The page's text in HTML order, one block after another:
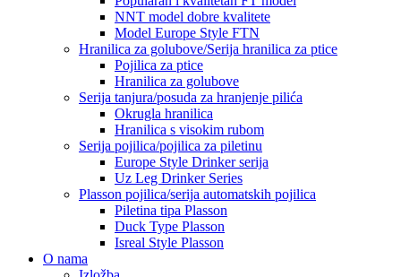
NNT model dobre kvalitete
Model Europe Style FTN
Hranilica za golubove/Serija hranilica za ptice
Pojilica za ptice
Hranilica za golubove
Serija tanjura/posuda za hranjenje pilića
Okrugla hranilica
Hranilica s visokim rubom
Serija pojilica/pojilica za piletinu
Europe Style Drinker serija
Uz Leg Drinker Series
Plasson pojilica/serija automatskih pojilica
Piletina tipa Plasson
Duck Type Plasson
Isreal Style Plasson
O nama